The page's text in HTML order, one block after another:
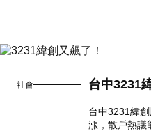
社會 台中3231
台中3231緯
漲，散戶熱議